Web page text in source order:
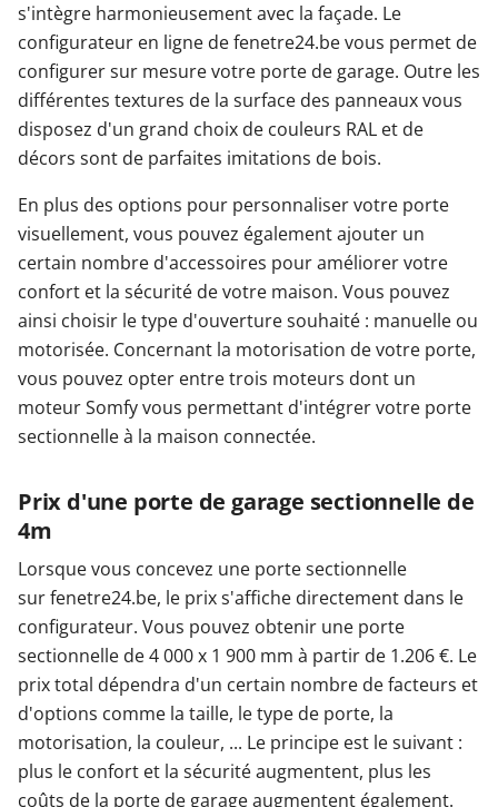
s'intègre harmonieusement avec la façade. Le
configurateur en ligne de fenetre24.be vous permet de
configurer sur mesure votre porte de garage. Outre les
différentes textures de la surface des panneaux vous
disposez d'un grand choix de couleurs RAL et de
décors sont de parfaites imitations de bois.
En plus des options pour personnaliser votre porte
visuellement, vous pouvez également ajouter un
certain nombre d'accessoires pour améliorer votre
confort et la sécurité de votre maison. Vous pouvez
ainsi choisir le type d'ouverture souhaité : manuelle ou
motorisée. Concernant la motorisation de votre porte,
vous pouvez opter entre trois moteurs dont un
moteur Somfy vous permettant d'intégrer votre porte
sectionnelle à la maison connectée.
Prix d'une porte de garage sectionnelle de
4m
Lorsque vous concevez une porte sectionnelle
sur fenetre24.be, le prix s'affiche directement dans le
configurateur. Vous pouvez obtenir une porte
sectionnelle de 4 000 x 1 900 mm à partir de 1.206 €. Le
prix total dépendra d'un certain nombre de facteurs et
d'options comme la taille, le type de porte, la
motorisation, la couleur, ... Le principe est le suivant :
plus le confort et la sécurité augmentent, plus les
coûts de la porte de garage augmentent également.